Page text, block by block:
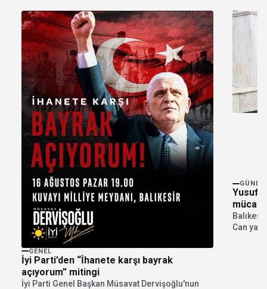
GENEL
İyi Parti’den “İhanete karşı bayrak
açıyorum” mitingi
İyi Parti Genel Başkan Müsavat Dervişoğlu'nun
Yusuf
Can